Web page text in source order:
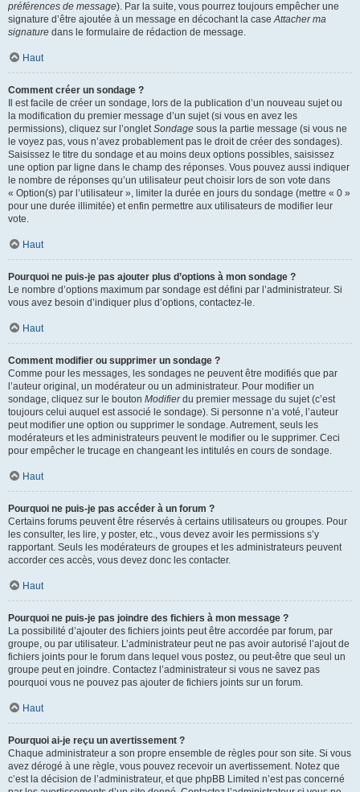
préférences de message). Par la suite, vous pourrez toujours empêcher une
signature d’être ajoutée à un message en décochant la caseAttacher ma
signature dans le formulaire de rédaction de message.
Haut
Comment créer un sondage ?
Il est facile de créer un sondage, lors de la publication d’un nouveau sujet ou
la modification du premier message d’un sujet (si vous en avez les
permissions), cliquez sur l’ongletSondage sous la partie message (si vous ne
le voyez pas, vous n’avez probablement pas le droit de créer des sondages).
Saisissez le titre du sondage et au moins deux options possibles, saisissez
une option par ligne dans le champ des réponses. Vous pouvez aussi indiquer
le nombre de réponses qu’un utilisateur peut choisir lors de son vote dans
« Option(s) par l’utilisateur », limiter la durée en jours du sondage (mettre « 0 »
pour une durée illimitée) et enfin permettre aux utilisateurs de modifier leur
vote.
Haut
Pourquoi ne puis-je pas ajouter plus d’options à mon sondage ?
Le nombre d’options maximum par sondage est défini par l’administrateur. Si
vous avez besoin d’indiquer plus d’options, contactez-le.
Haut
Comment modifier ou supprimer un sondage ?
Comme pour les messages, les sondages ne peuvent être modifiés que par
l’auteur original, un modérateur ou un administrateur. Pour modifier un
sondage, cliquez sur le bouton Modifierdu premier message du sujet (c’est
toujours celui auquel est associé le sondage). Si personne n’a voté, l’auteur
peut modifier une option ou supprimer le sondage. Autrement, seuls les
modérateurs et les administrateurs peuvent le modifier ou le supprimer. Ceci
pour empêcher le trucage en changeant les intitulés en cours de sondage.
Haut
Pourquoi ne puis-je pas accéder à un forum ?
Certains forums peuvent être réservés à certains utilisateurs ou groupes. Pour
les consulter, les lire, y poster, etc., vous devez avoir les permissions s’y
rapportant. Seuls les modérateurs de groupes et les administrateurs peuvent
accorder ces accès, vous devez donc les contacter.
Haut
Pourquoi ne puis-je pas joindre des fichiers à mon message ?
La possibilité d’ajouter des fichiers joints peut être accordée par forum, par
groupe, ou par utilisateur. L’administrateur peut ne pas avoir autorisé l’ajout de
fichiers joints pour le forum dans lequel vous postez, ou peut-être que seul un
groupe peut en joindre. Contactez l’administrateur si vous ne savez pas
pourquoi vous ne pouvez pas ajouter de fichiers joints sur un forum.
Haut
Pourquoi ai-je reçu un avertissement ?
Chaque administrateur a son propre ensemble de règles pour son site. Si vous
avez dérogé à une règle, vous pouvez recevoir un avertissement. Notez que
c’est la décision de l’administrateur, et que phpBB Limited n’est pas concerné